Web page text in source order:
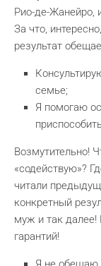
Рио-де-Жанейро,
За что,
результат
семье;
Я помогаю
Возмутительно!
«содействую»?
читали
конкретный
муж и так далее!
гарантий!